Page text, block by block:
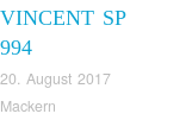
VINCENT SP
994
20. August 2017
Mackern